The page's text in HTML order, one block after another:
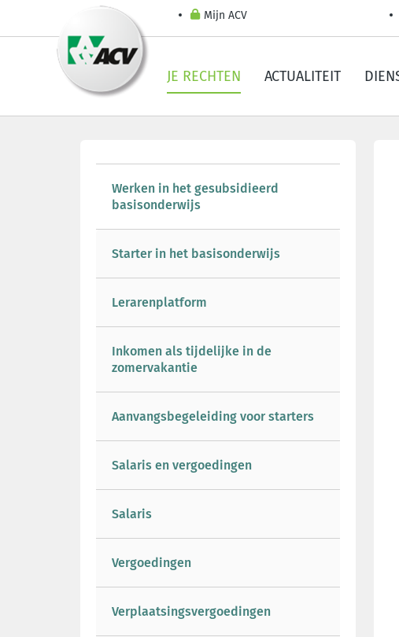
Mijn ACV
JE RECHTEN ACTUALITEIT
Werken in het gesubsidieerd
basisonderwijs
Starter in het basisonderwijs
Lerarenplatform
Inkomen als tijdelijke in de
zomervakantie
Aanvangsbegeleiding voor starters
Salaris en vergoedingen
Salaris
Vergoedingen
Verplaatsingsvergoedingen